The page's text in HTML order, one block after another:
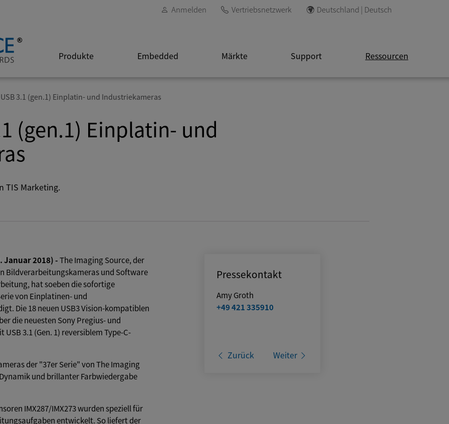
Anmelden Vertriebsnetzwerk Deutschland | Deutsch
Produkte Embedded Märkte Support Ressourcen
3.1 (gen.1) Einplatin- und Industriekameras
(gen.1) Einplatin- und
TIS Marketing.
Januar 2018) -The Imaging Source, der
Bildverarbeitungskameras und Software
hat soeben die sofortige
von Einplatinen- und
Die 18 neuen USB3 Vision-kompatiblen
die neuesten Sony Pregius- und
USB 3.1 (Gen. 1) reversiblem Type-C-
der "37er Serie" von The Imaging
und brillanter Farbwiedergabe
IMX287/IMX273 wurden speziell für
entwickelt. So liefert der
Pressekontakt
Amy Groth
+49 421 335910
Zurück Weiter